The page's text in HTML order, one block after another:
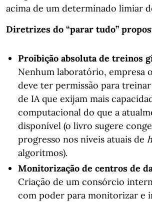
acima de um determinado limiar
Diretrizes do “parar tudo”
Proibição absoluta de treinos
Nenhum laboratório, empresa
deve ter permissão para
de IA que exijam mais
computacional do que a
disponível (o livro sugere
progresso nos níveis atuais de
algoritmos).
Monitorização de centros de
Criação de um consórcio
com poder para monitorizar e